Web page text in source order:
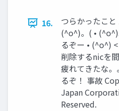
16.
つらかったこ
(^o^)。( •
るぞー • (^o^)
削除するnicを
疲れてきたな
るぞ！ 事故
Japan
Reserved.